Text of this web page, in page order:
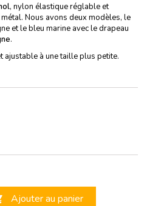
, nylon élastique réglable et
Nous avons deux modèles, le
et le bleu marine avec le drapeau
.
ajustable à une taille plus petite.
Ajouter au panier